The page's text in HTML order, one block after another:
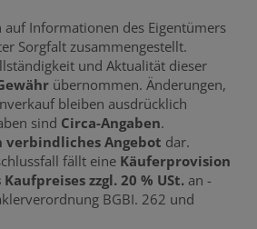
auf Informationen des Eigentümers
Sorgfalt zusammengestellt.
und Aktualität dieser
übernommen. Änderungen,
bleiben ausdrücklich
sind Circa-Angaben.
verbindliches Angebot dar.
fällt eine Käuferprovision
zzgl. 20 % USt. an -
BGBI. 262 und